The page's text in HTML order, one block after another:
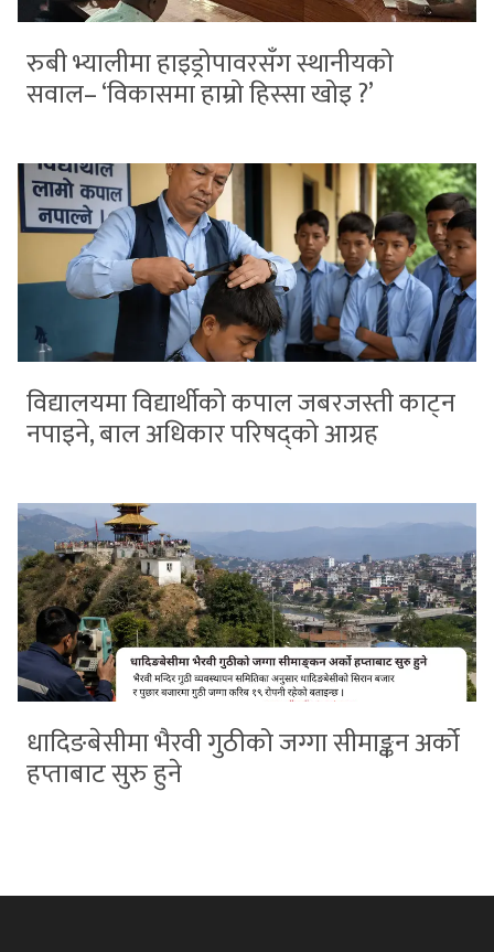
रुबी भ्यालीमा हाइड्रोपावरसँग स्थानीयको
सवाल– ‘विकासमा हाम्रो हिस्सा खोइ ?’
विद्यालयमा विद्यार्थीको कपाल जबरजस्ती काट्न
नपाइने, बाल अधिकार परिषद्को आग्रह
धादिङबेसीमा भैरवी गुठीको जग्गा सीमाङ्कन अर्को
हप्ताबाट सुरु हुने